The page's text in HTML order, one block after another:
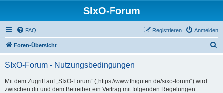
SIxO-Forum
FAQ Anmelden
Registrieren
Foren-Übersicht
SIxO-Forum - Nutzungsbedingungen
Mit dem Zugriff auf „SIxO-Forum“ („https://www.thiguten.de/sixo-forum“) wird
zwischen dir und dem Betreiber ein Vertrag mit folgenden Regelungen